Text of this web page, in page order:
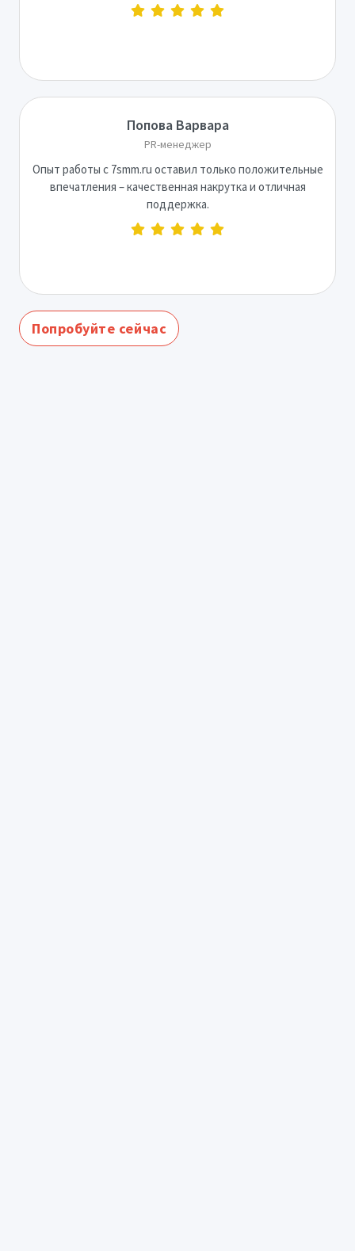
Попова Варвара
PR-менеджер
Опыт работы с 7smm.ru оставил только положительные
впечатления – качественная накрутка и отличная
поддержка.
Попробуйте сейчас